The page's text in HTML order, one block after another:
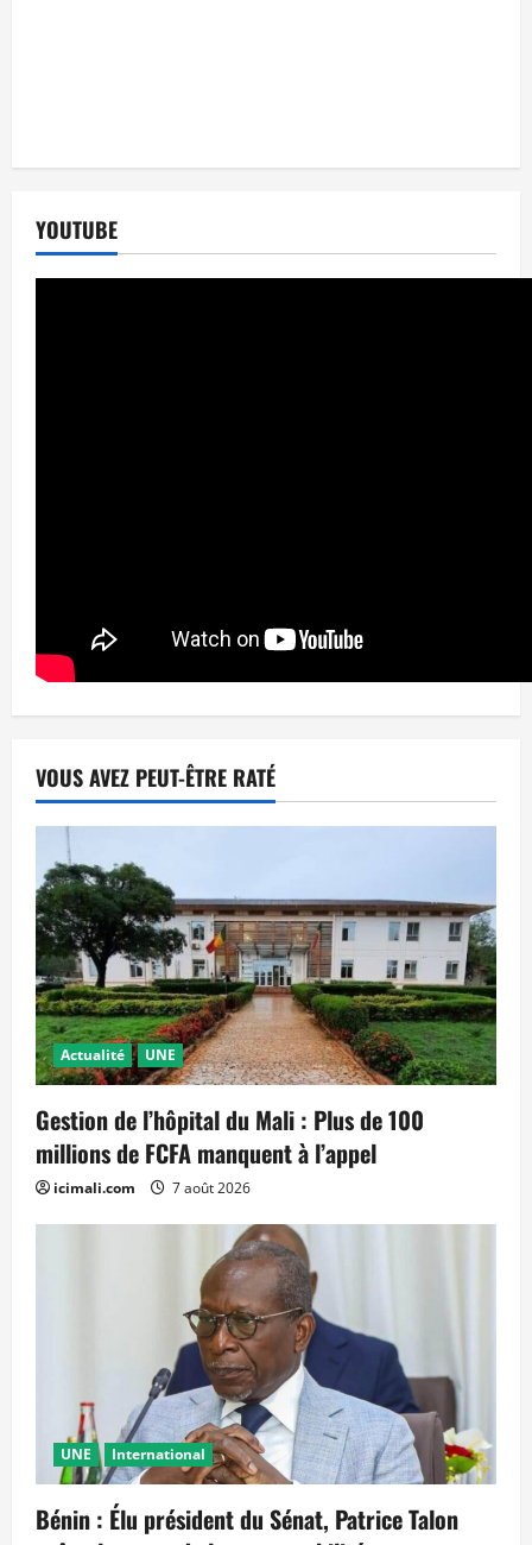
YOUTUBE
VOUS AVEZ PEUT-ÊTRE RATÉ
Actualité UNE
Gestion de l’hôpital du Mali : Plus de 100
millions de FCFA manquent à l’appel
icimali.com 7 août 2026
UNE International
Bénin : Élu président du Sénat, Patrice Talon